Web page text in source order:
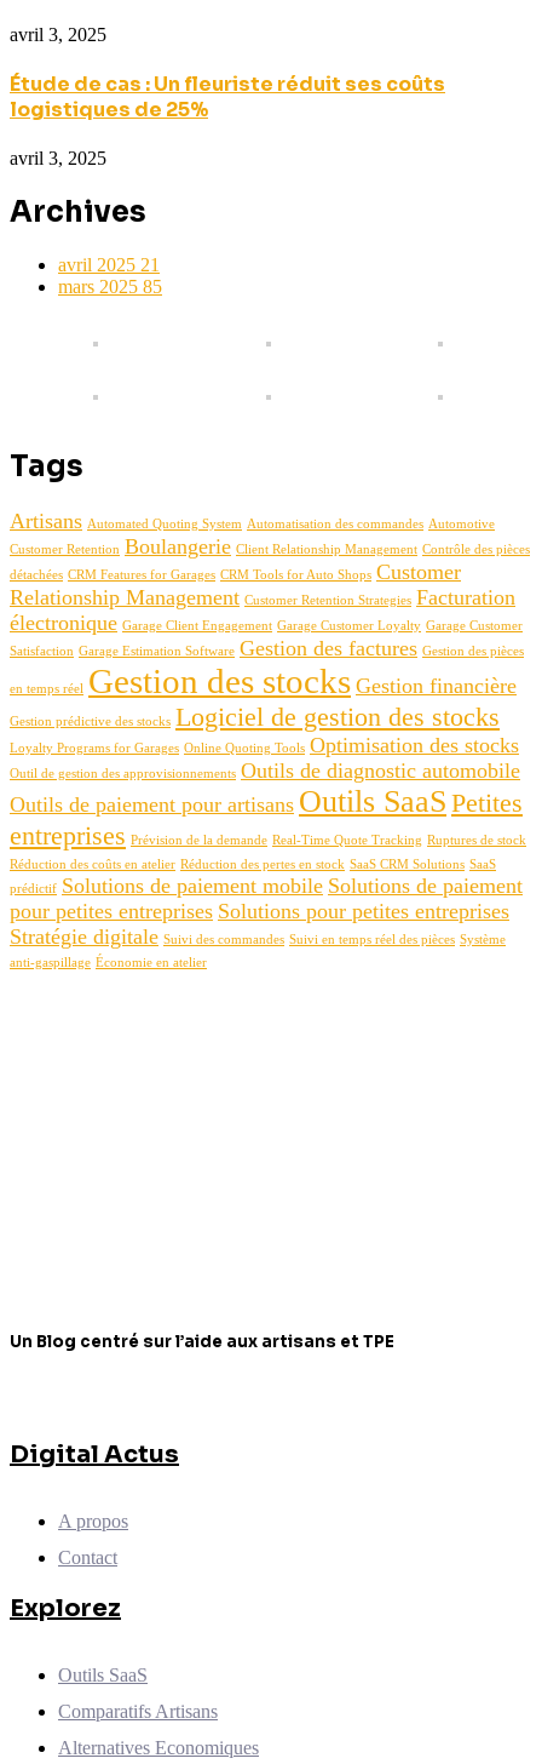
avril 3, 2025
Étude de cas : Un fleuriste réduit ses coûts
logistiques de 25%
avril 3, 2025
Archives
avril 2025 21
mars 2025 85
Tags
Artisans Automated Quoting System Automatisation des commandes Automotive
Customer Retention Boulangerie Client Relationship Management Contrôle des pièces
détachées CRM Features for Garages CRM Tools for Auto Shops Customer
Relationship Management Customer Retention Strategies Facturation
électronique Garage Client Engagement Garage Customer Loyalty Garage Customer
Satisfaction Garage Estimation Software Gestion des factures Gestion des pièces
en temps réel Gestion des stocks Gestion financière
Gestion prédictive des stocks Logiciel de gestion des stocks
Loyalty Programs for Garages Online Quoting Tools Optimisation des stocks
Outil de gestion des approvisionnements Outils de diagnostic automobile
Outils de paiement pour artisans Outils SaaS Petites
entreprises Prévision de la demande Real-Time Quote Tracking Ruptures de stock
Réduction des coûts en atelier Réduction des pertes en stock SaaS CRM Solutions SaaS
prédictif Solutions de paiement mobile Solutions de paiement
pour petites entreprises Solutions pour petites entreprises
Stratégie digitale Suivi des commandes Suivi en temps réel des pièces Système
anti-gaspillage Économie en atelier
Un Blog centré sur l’aide aux artisans et TPE
Digital Actus
A propos
Contact
Explorez
Outils SaaS
Comparatifs Artisans
Alternatives Economiques